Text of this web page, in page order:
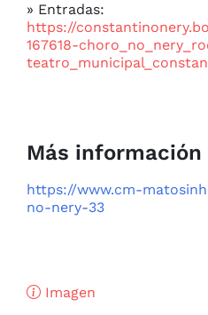
» Entradas:
https://
167618-
Más información
https://www.cm-
no-nery-33
Imagen